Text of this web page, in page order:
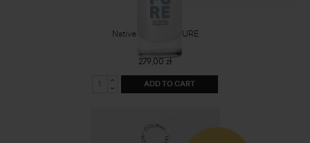
Native Collagen PURE
279,00 zł
ADD TO CART